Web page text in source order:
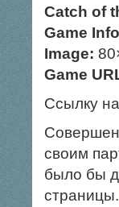
Catch of
Game
Image:
Game
Ссылку
своим
было бы
страницы.